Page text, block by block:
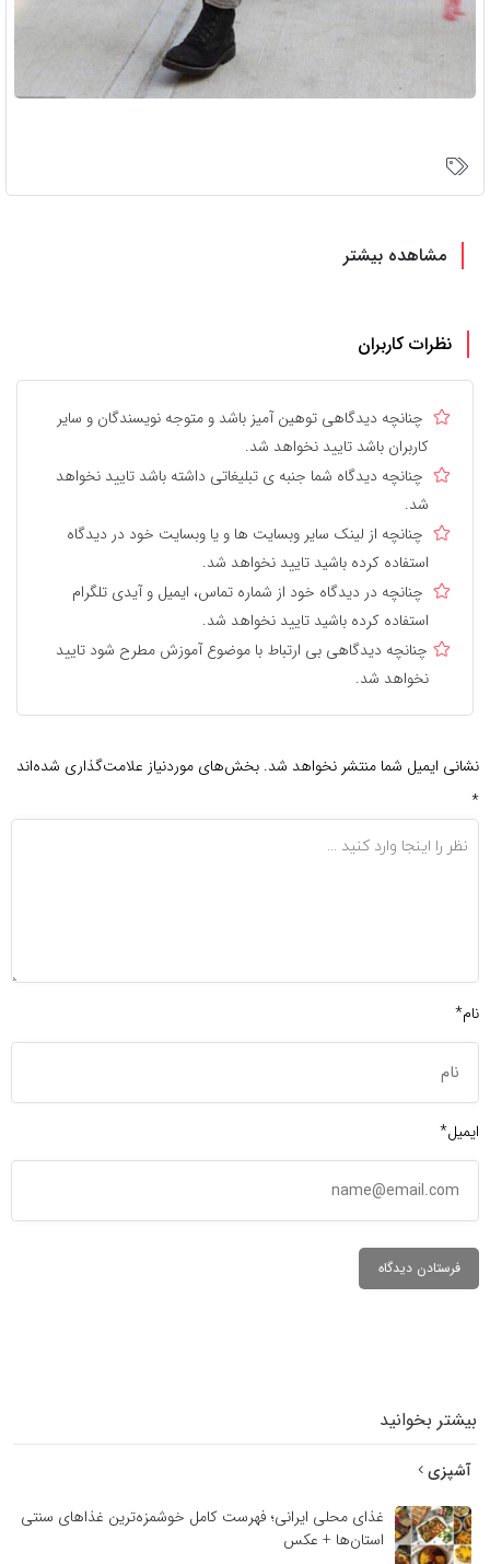
مشاهده بیشتر
نظرات کاربران
چنانچه دیدگاهی توهین آمیز باشد و متوجه نویسندگان و سایر
کاربران باشد تایید نخواهد شد.
چنانچه دیدگاه شما جنبه ی تبلیغاتی داشته باشد تایید نخواهد
شد.
چنانچه از لینک سایر وبسایت ها و یا وبسایت خود در دیدگاه
استفاده کرده باشید تایید نخواهد شد.
چنانچه در دیدگاه خود از شماره تماس، ایمیل و آیدی تلگرام
استفاده کرده باشید تایید نخواهد شد.
چنانچه دیدگاهی بی ارتباط با موضوع آموزش مطرح شود تایید
نخواهد شد.
نشانی ایمیل شما منتشر نخواهد شد. بخش‌های موردنیاز علامت‌گذاری شده‌اند
*
نام*
ایمیل*
بیشتر بخوانید
آشپزی
غذای محلی ایرانی؛ فهرست کامل خوشمزه‌ترین غذاهای سنتی
استان‌ها + عکس